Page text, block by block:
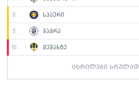
8. სპაერი
9. გაგრა
10. მეშახტე
ცხრილები სრულად